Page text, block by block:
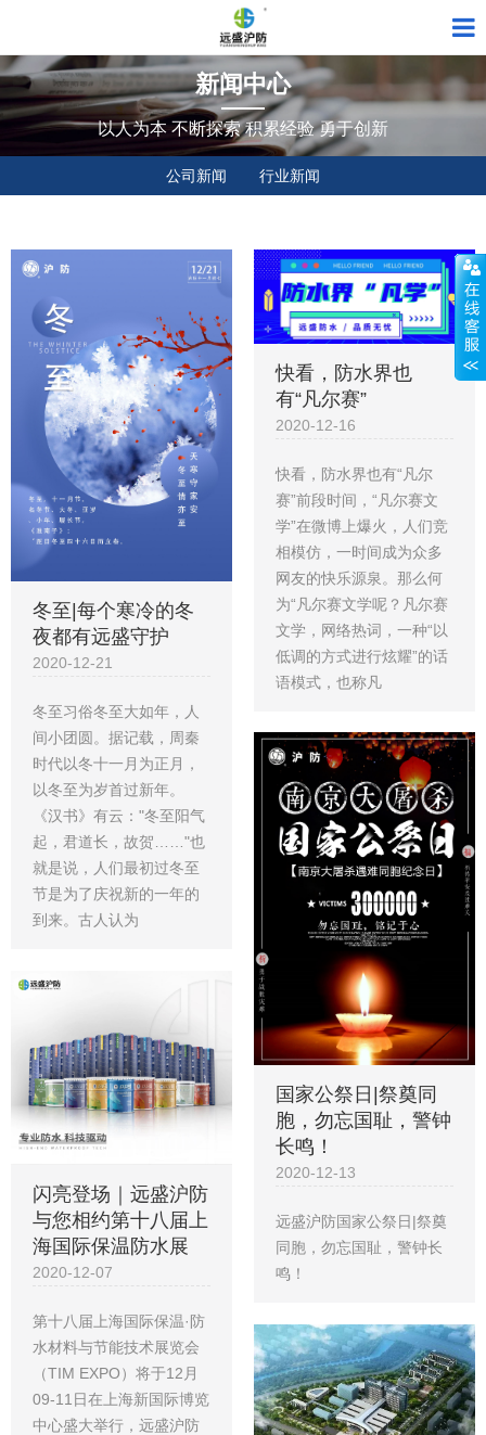
新闻中心
以人为本 不断探索 积累经验 勇于创新
公司新闻 行业新闻
冬至|每个寒冷的冬
夜都有远盛守护
2020-12-21
冬至习俗冬至大如年，人
间小团圆。据记载，周秦
时代以冬十一月为正月，
以冬至为岁首过新年。
《汉书》有云："冬至阳气
起，君道长，故贺……"也
就是说，人们最初过冬至
节是为了庆祝新的一年的
到来。古人认为
快看，防水界也
有“凡尔赛”
2020-12-16
快看，防水界也有“凡尔
赛”前段时间，“凡尔赛文
学”在微博上爆火，人们竞
相模仿，一时间成为众多
网友的快乐源泉。那么何
为“凡尔赛文学呢？凡尔赛
文学，网络热词，一种“以
低调的方式进行炫耀”的话
语模式，也称凡
国家公祭日|祭奠同
胞，勿忘国耻，警钟
长鸣！
2020-12-13
远盛沪防国家公祭日|祭奠
同胞，勿忘国耻，警钟长
鸣！
闪亮登场｜远盛沪防
与您相约第十八届上
海国际保温防水展
2020-12-07
第十八届上海国际保温·防
水材料与节能技术展览会
（TIM EXPO）将于12月
09-11日在上海新国际博览
中心盛大举行，远盛沪防